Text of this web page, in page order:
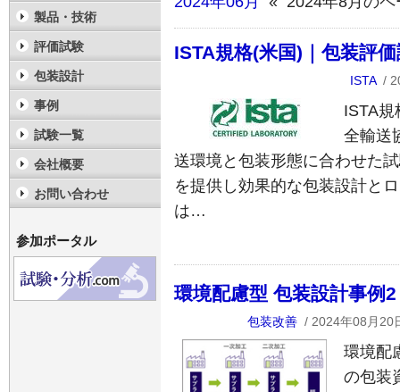
ISTA規格(米国)｜包装評
ISTA /
ISTA規
全輸送
送環境と包装形態に合わせた
を提供し効果的な包装設計と
は…
環境配慮型 包装設計事例2
包装改善 / 2024年08月20
環境配
の包装
製品・技術
評価試験
包装設計
事例
試験一覧
会社概要
お問い合わせ
参加ポータル